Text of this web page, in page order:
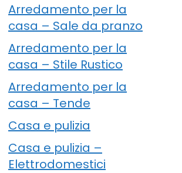
Arredamento per la
casa – Sale da pranzo
Arredamento per la
casa – Stile Rustico
Arredamento per la
casa – Tende
Casa e pulizia
Casa e pulizia –
Elettrodomestici